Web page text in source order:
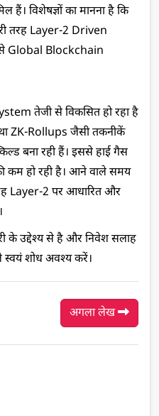
हैं। विशेषज्ञों का मानना है कि
तरह Layer-2 Driven
Global Blockchain
तेजी से विकसित हो रहा है
ZK-Rollups जैसी तकनीकें
बना रही हैं। इससे हाई गैस
कम हो रही है। आने वाले समय
Layer-2 पर आधारित और
के उद्देश्य से है और निवेश सलाह
स्वयं शोध अवश्य करें।
अगला लेख